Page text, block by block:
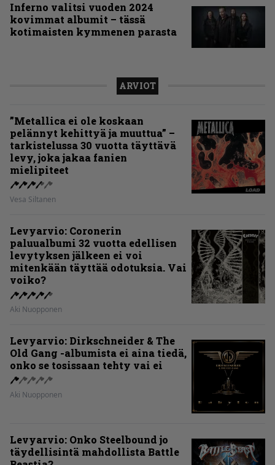
Inferno valitsi vuoden 2024
kovimmat albumit – tässä
kotimaisten kymmenen parasta
ARVIOT
”Metallica ei ole koskaan
pelännyt kehittyä ja muuttua” –
tarkistelussa 30 vuotta täyttävä
levy, joka jakaa fanien
mielipiteet
Vesa Siltanen
Levyarvio: Coronerin
paluualbumi 32 vuotta edellisen
levytyksen jälkeen ei voi
mitenkään täyttää odotuksia. Vai
voiko?
Aki Nuopponen
Levyarvio: Dirkschneider & The
Old Gang -albumista ei aina tiedä,
onko se tosissaan tehty vai ei
Aki Nuopponen
Levyarvio: Onko Steelbound jo
täydellisintä mahdollista Battle